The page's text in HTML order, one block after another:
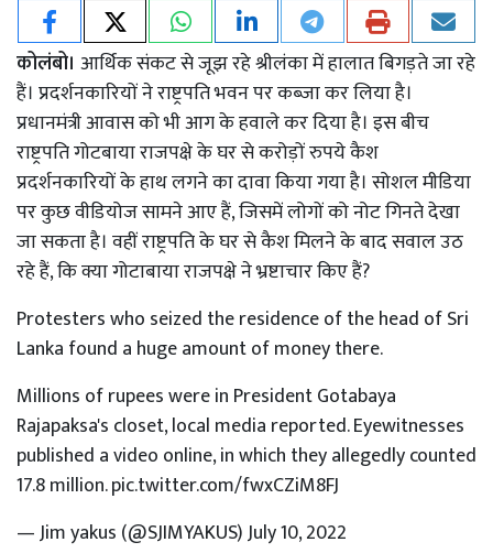
कोलंबो। आर्थिक संकट से जूझ रहे श्रीलंका में हालात बिगड़ते जा रहे
हैं। प्रदर्शनकारियों ने राष्ट्रपति भवन पर कब्जा कर लिया है।
प्रधानमंत्री आवास को भी आग के हवाले कर दिया है। इस बीच
राष्ट्रपति गोटबाया राजपक्षे के घर से करोड़ों रुपये कैश
प्रदर्शनकारियों के हाथ लगने का दावा किया गया है। सोशल मीडिया
पर कुछ वीडियोज सामने आए हैं, जिसमें लोगों को नोट गिनते देखा
जा सकता है। वहीं राष्ट्रपति के घर से कैश मिलने के बाद सवाल उठ
रहे हैं, कि क्या गोटाबाया राजपक्षे ने भ्रष्टाचार किए हैं?
Protesters who seized the residence of the head of Sri
Lanka found a huge amount of money there.
Millions of rupees were in President Gotabaya
Rajapaksa's closet, local media reported. Eyewitnesses
published a video online, in which they allegedly counted
17.8 million.pic.twitter.com/fwxCZiM8FJ
— Jim yakus (@SJIMYAKUS)July 10, 2022